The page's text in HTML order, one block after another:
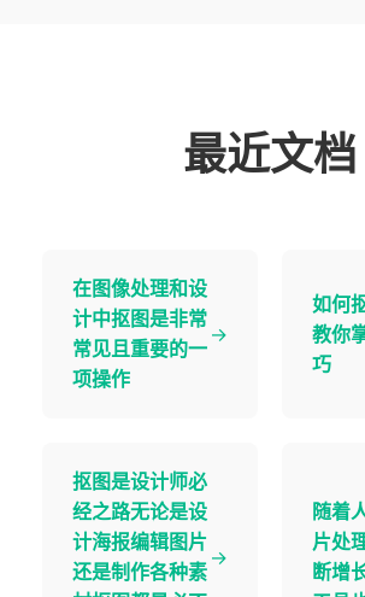
最近文档
在图像处理和设
计中抠图是非常
常见且重要的一
项操作
→
如何
教你
巧
抠图是设计师必
经之路无论是设
计海报编辑图片
还是制作各种素
→
随着
片处
断增